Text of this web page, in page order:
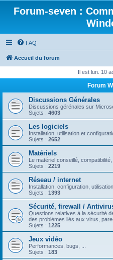
Forum-seven :
FAQ
Accueil du forum
Il est lun. 10
Forum
Discussions Générales
Discussions gérénales sur
Sujets : 4603
Les logiciels
Installation, utilisation et
Sujets : 2652
Matériels
Le matériel conseillé,
Sujets : 2219
Réseau / internet
Installation, configuration,
Sujets : 1393
Sécurité, firewall /
Questions relatives à la sécurité
des problèmes liés aux virus, pare-
Sujets : 1225
Jeux vidéo
Performances, bugs, ...
Sujets : 183